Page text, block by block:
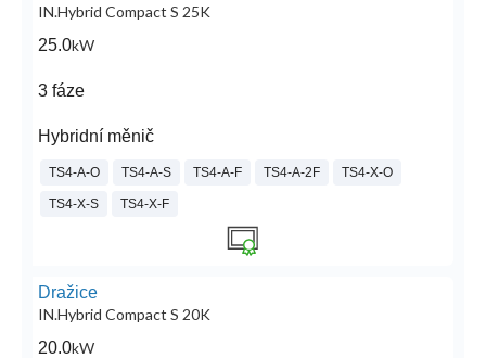
IN.Hybrid Compact S 25K
25.0kW
3 fáze
Hybridní měnič
TS4-A-O TS4-A-S TS4-A-F TS4-A-2F TS4-X-O
TS4-X-S TS4-X-F
Dražice
IN.Hybrid Compact S 20K
20.0kW